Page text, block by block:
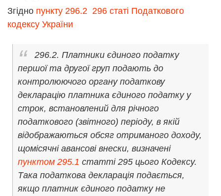
Згідно пункту 296.2 296 статі Податкового
кодексу України
296.2. Платники єдиного податку
першої та другої груп подають до
контролюючого органу податкову
декларацію платника єдиного податку у
строк, встановлений для річного
податкового (звітного) періоду, в якій
відображаються обсяг отриманого доходу,
щомісячні авансові внески, визначені
пунктом 295.1 статті 295 цього Кодексу.
Така податкова декларація подається,
якщо платник єдиного податку не